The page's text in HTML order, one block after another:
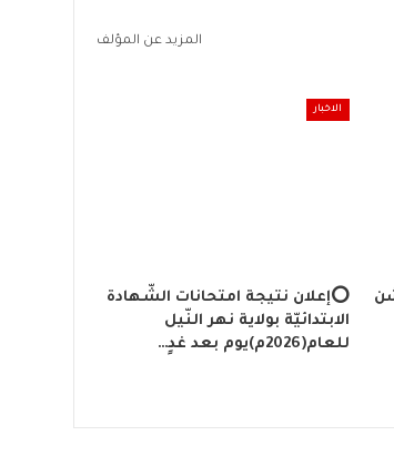
المزيد عن المؤلف
الاخبار
⭕إعلان نتيجة امتحانات الشّهادة
الابتدائيّة بولاية نهر النّيل
للعام(2026م)يوم بعد غدٍ…